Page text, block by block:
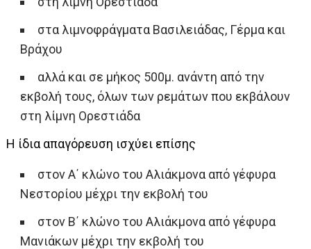
στα λιμνοφράγματα Βασιλειάδας, Γέρμα και
Βράχου
αλλά και σε μήκος 500μ. ανάντη από την
εκβολή τους, όλων των ρεμάτων που εκβάλουν
στη λίμνη Ορεστιάδα
Η ίδια απαγόρευση ισχύει επίσης
στον Α΄ κλώνο του Αλιάκμονα από γέφυρα
Νεστορίου μέχρι την εκβολή του
στον Β΄ κλώνο του Αλιάκμονα από γέφυρα
Μανιάκων μέχρι την εκβολή του